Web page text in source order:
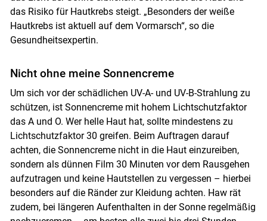
das Risiko für Hautkrebs steigt. „Besonders der weiße
Hautkrebs ist aktuell auf dem Vormarsch“, so die
Gesundheitsexpertin.
Nicht ohne meine Sonnencreme
Um sich vor der schädlichen UV-A- und UV-B-Strahlung zu
schützen, ist Sonnencreme mit hohem Lichtschutzfaktor
das A und O. Wer helle Haut hat, sollte mindestens zu
Lichtschutzfaktor 30 greifen. Beim Auftragen darauf
achten, die Sonnencreme nicht in die Haut einzureiben,
sondern als dünnen Film 30 Minuten vor dem Rausgehen
aufzutragen und keine Hautstellen zu vergessen – hierbei
besonders auf die Ränder zur Kleidung achten. Haw rät
zudem, bei längeren Aufenthalten in der Sonne regelmäßig